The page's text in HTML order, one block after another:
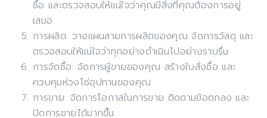
ซื้อ และตรวจสอบให้แน่ใจว่าคุณมีสิ่งที่คุณต้องการอยู่
เสมอ
การผลิต: วางแผนสายการผลิตของคุณ จัดการวัสดุ และ
ตรวจสอบให้แน่ใจว่าทุกอย่างดำเนินไปอย่างราบรื่น
การจัดซื้อ: จัดการผู้ขายของคุณ สร้างใบสั่งซื้อ และ
ควบคุมห่วงโซ่อุปทานของคุณ
การขาย: จัดการโอกาสในการขาย ติดตามข้อตกลง และ
ปิดการขายได้มากขึ้น